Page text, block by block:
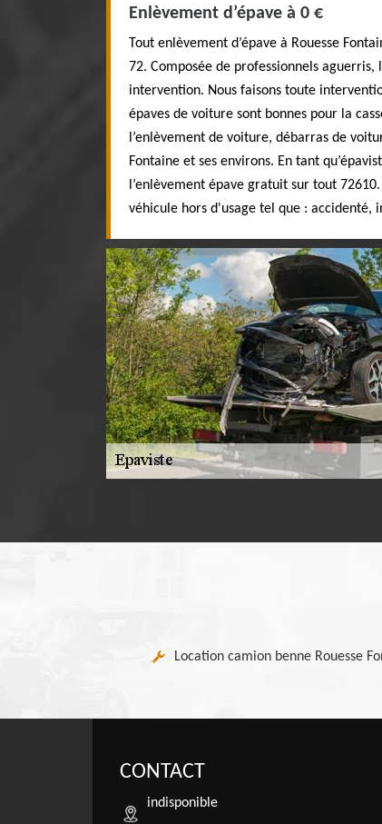
Enlèvement d’épave à 0 €
Tout enlèvement d’épave à Rouesse
72. Composée de professionnels aguerris,
intervention. Nous faisons toute
épaves de voiture sont bonnes pour la
l’enlèvement de voiture, débarras de
Fontaine et ses environs. En tant
l’enlèvement épave gratuit sur tout
véhicule hors d'usage tel que : accidenté,
Location camion benne Rouesse
CONTACT
indisponible